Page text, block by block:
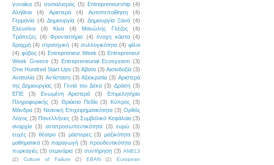
γυναίκα (5) σοσιαλισμός (5) Entrepreneurship (4)
Αλήθεια
(4) Αριστερά (4) Αυτοπεποίθηση
(4)
Γερμανία (4) Δημιουργία (4) Δημιουργία Ξανά (4)
Ελευσίνα
(4) Κίνα (4) Μανώλης Γλέζος
(4)
Τράπεζες (4) Φροντιστήριο (4) ένοχη κάστα (4)
δραχμή (4) στρατηγική (4) συλλογικότητα (4) φίλοι
(4) φόβος (4) Entrepreneur Week (3) Entrepreneur
Week Greece (3) Entrepreneurial Ecosystem (3)
One Hundred Start Ups (3) Άβατο (3) Αισιοδοξία (3)
Ανατολία (3) Αντίσταση (3) Αξιοκρατία (3) Αριστερά
της Δημιουργίας (3) Γενιά του Δέκα (3) Δράση (3)
ΕΠΕ
(3) Ενωμένη Αριστερά (3)
Επιμελητήριο
Πληροφορικής (3) Θριάσιο Πεδίο (3) Κύπρος (3)
Μάνδρα (3) Νεανική Επιχειρηματικότητα (3) Ορθός
Λόγος (3) Πανελλήνιες (3) Συμβολικό Κεφάλαιο (3)
αναρχία (3) αντιπροσωπευτικότητα (3) ευρώ
(3)
ευχές (3) θέατρο (3) μάστορες (3) μαζικότητα (3)
μαθηματικά (3) παραγωγή (3) προοδευτικότητα (3)
πυρκαγιές (3) σεμινάρια (3) συντήρηση (3) ANB13
(2)
Culture of Failure (2) EBAN (2)
European